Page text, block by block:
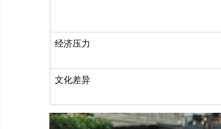
经济压力
文化差异